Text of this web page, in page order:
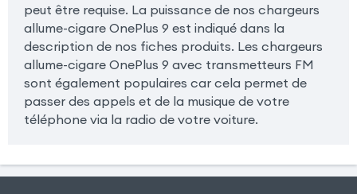
peut être requise. La puissance de nos chargeurs
allume-cigare OnePlus 9 est indiqué dans la
description de nos fiches produits. Les chargeurs
allume-cigare OnePlus 9 avec transmetteurs FM
sont également populaires car cela permet de
passer des appels et de la musique de votre
téléphone via la radio de votre voiture.